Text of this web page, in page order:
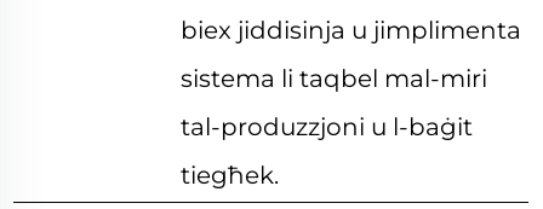
biex jiddisinja u jimplimenta
sistema li taqbel mal-miri
tal-produzzjoni u l-baġit
tiegħek.